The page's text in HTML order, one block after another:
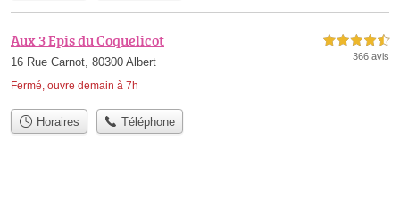
Aux 3 Epis du Coquelicot
16 Rue Carnot, 80300 Albert
Fermé, ouvre demain à 7h
4,5 étoiles sur 5
366 avis
Horaires Téléphone